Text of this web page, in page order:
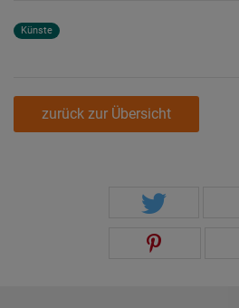
Künste
zurück zur Übersicht